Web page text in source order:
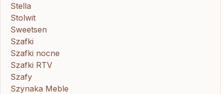
Stella
Stolwit
Sweetsen
Szafki
Szafki nocne
Szafki RTV
Szafy
Szynaka Meble